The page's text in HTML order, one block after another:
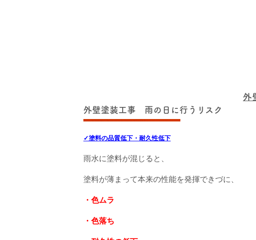
外
外壁塗装工事 雨の日に行うリスク
✓塗料の品質低下・耐久性低下
雨水に塗料が混じると、
塗料が薄まって本来の性能を発揮できづに、
・色ムラ
・色落ち